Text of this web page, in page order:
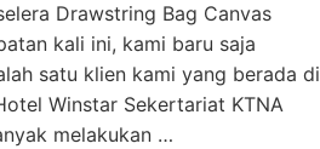
Drawstring Bag Canvas
kali ini, kami baru saja
satu klien kami yang berada di
Winstar Sekertariat KTNA
melakukan …